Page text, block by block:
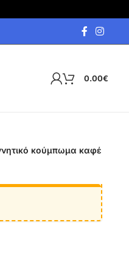
0.00€
κούμπωμα καφέ